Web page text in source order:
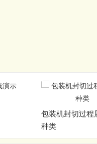
包装机封切过程
种类